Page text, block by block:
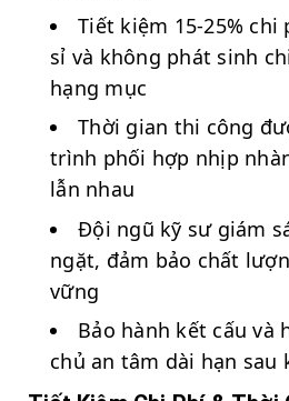
Tiết kiệm 15-25%
sỉ và không phát sinh
hạng mục
Thời gian thi công
trình phối hợp nhịp
lẫn nhau
Đội ngũ kỹ sư giám
ngặt, đảm bảo chất
vững
Bảo hành kết cấu và
chủ an tâm dài hạn sau